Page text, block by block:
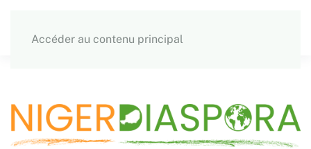
Accéder au contenu principal